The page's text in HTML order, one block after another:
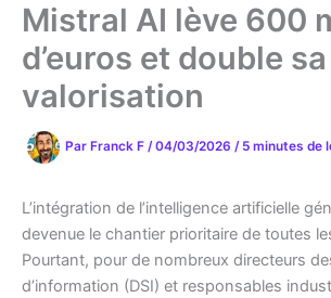
Mistral AI lève 600
d’euros et double sa
valorisation
Par Franck F /04/03/2026 / 5 minutes de
L’intégration de l’intelligence artificielle
devenue le chantier prioritaire de toutes
Pourtant, pour de nombreux directeurs
d’information (DSI) et responsables